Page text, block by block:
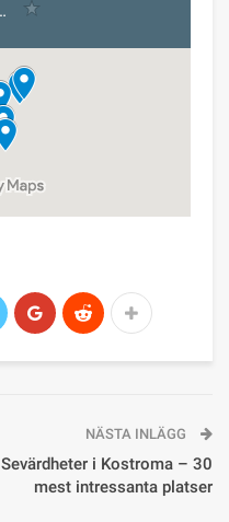
NÄSTA INLÄGG
Sevärdheter i Kostroma – 30
mest intressanta platser